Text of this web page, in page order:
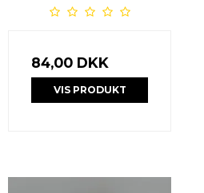
84,00 DKK
VIS PRODUKT